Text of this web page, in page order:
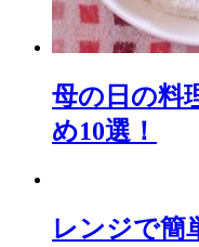
母の日の料
め10選！
レンジで簡